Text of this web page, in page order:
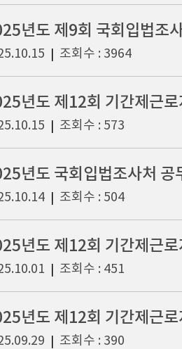
년도 제9회 국회입법조
조회수 : 3964
년도 제12회 기간제근
조회수 : 573
조회수 : 504
년도 제12회 기간제근
조회수 : 451
년도 제12회 기간제근
조회수 : 390